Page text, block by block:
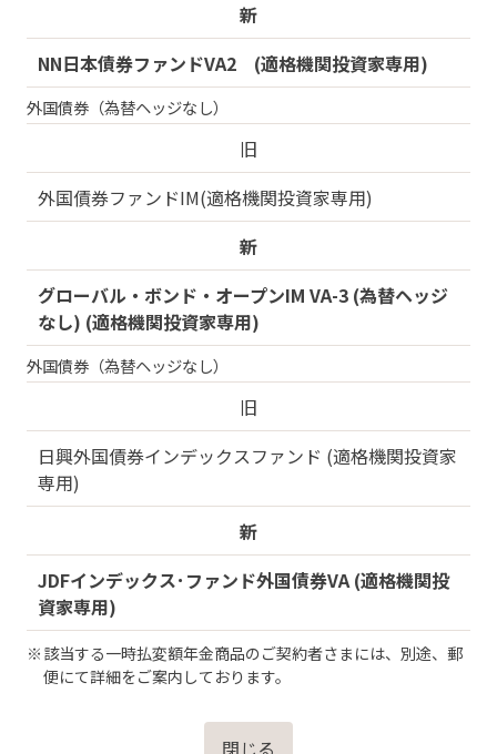
新
NN日本債券ファンドVA2 (適格機関投資家専用)
外国債券（為替ヘッジなし）
旧
外国債券ファンドIM(適格機関投資家専用)
新
グローバル・ボンド・オープンIM VA-3 (為替ヘッジ
なし) (適格機関投資家専用)
外国債券（為替ヘッジなし）
旧
日興外国債券インデックスファンド (適格機関投資家
専用)
新
JDFインデックス･ファンド外国債券VA (適格機関投
資家専用)
該当する一時払変額年金商品のご契約者さまには、別途、郵
便にて詳細をご案内しております。
閉じる